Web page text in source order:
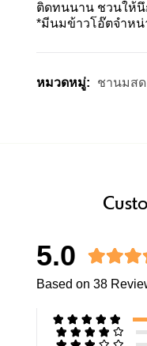
ติดทนนาน ชวนให้นึ
*มีนมข้าวโอ๊ตจำหน่
หมวดหมู่: ชานมสด
5.0
Based on 38